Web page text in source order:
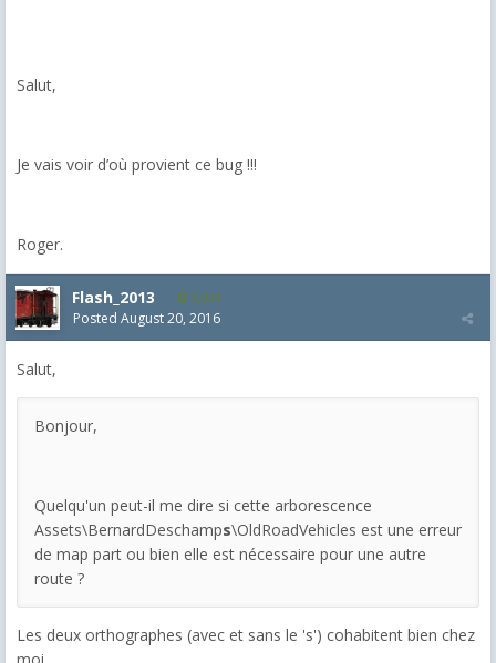
Salut,
Je vais voir d’où provient ce bug !!!
Roger.
Flash_2013 2,074
Posted August 20, 2016
Salut,
Bonjour,
Quelqu'un peut-il me dire si cette arborescence
Assets\BernardDeschamps\OldRoadVehicles est une erreur
de map part ou bien elle est nécessaire pour une autre
route ?
Les deux orthographes (avec et sans le 's') cohabitent bien chez